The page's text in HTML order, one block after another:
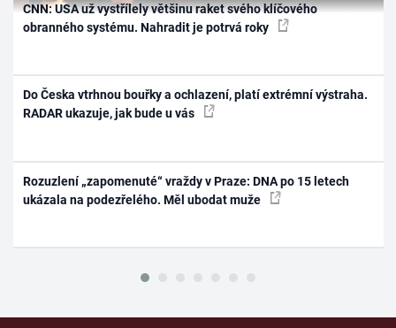
CNN: USA už vystřílely většinu raket svého klíčového
obranného systému. Nahradit je potrvá roky
Do Česka vtrhnou bouřky a ochlazení, platí extrémní výstraha.
RADAR ukazuje, jak bude u vás
Rozuzlení „zapomenuté“ vraždy v Praze: DNA po 15 letech
ukázala na podezřelého. Měl ubodat muže